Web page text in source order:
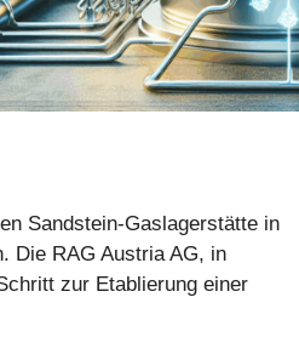
Sandstein-Gaslagerstätte in
Die RAG Austria AG, in
zur Etablierung einer